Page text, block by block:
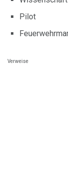
Pilot
Verweise